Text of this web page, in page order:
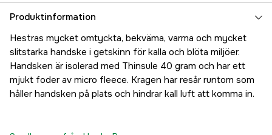
12
343 kr
Produktinformation
Hestras mycket omtyckta, bekväma, varma och mycket
slitstarka handske i getskinn för kalla och blöta miljöer.
Handsken är isolerad med Thinsule 40 gram och har ett
mjukt foder av micro fleece. Kragen har resår runtom som
håller handsken på plats och hindrar kall luft att komma in.